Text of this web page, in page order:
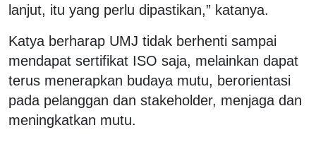
lanjut, itu yang perlu dipastikan,” katanya.
Katya berharap UMJ tidak berhenti sampai
mendapat sertifikat ISO saja, melainkan dapat
terus menerapkan budaya mutu, berorientasi
pada pelanggan dan stakeholder, menjaga dan
meningkatkan mutu.